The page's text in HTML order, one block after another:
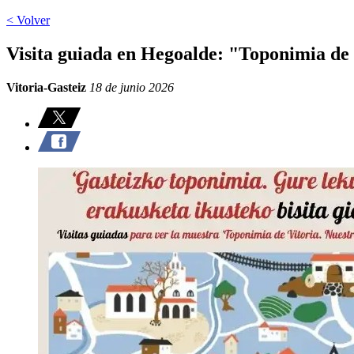
< Volver
Visita guiada en Hegoalde: "Toponimia
Vitoria-Gasteiz 18 de junio 2026